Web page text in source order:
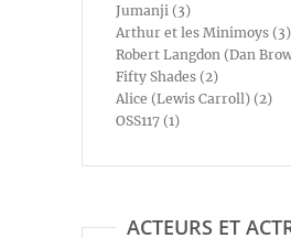
Jumanji (3)
Arthur et les Minimoys (3)
Robert Langdon (Dan
Fifty Shades (2)
Alice (Lewis Carroll) (2)
OSS117 (1)
ACTEURS ET